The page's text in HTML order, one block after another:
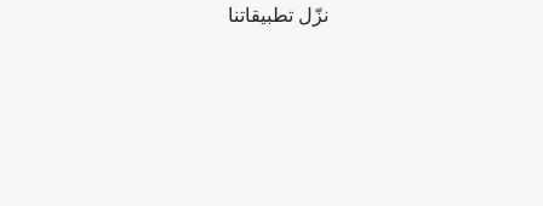
نزّل تطبيقاتنا